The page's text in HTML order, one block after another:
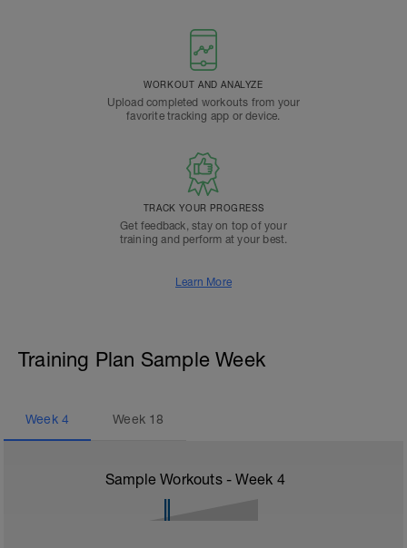
WORKOUT AND ANALYZE
Upload completed workouts from your
favorite tracking app or device.
TRACK YOUR PROGRESS
Get feedback, stay on top of your
training and perform at your best.
Learn More
Training Plan Sample Week
Week 4 Week 18
Sample Workouts - Week 4